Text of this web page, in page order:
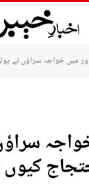
میں خواجہ سراؤں نے
کیوں